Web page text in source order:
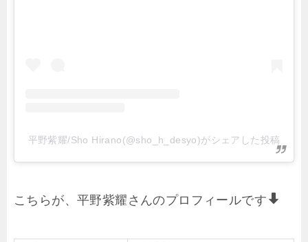
平野紫耀/Sho Hirano(@sho_h_desyo)がシェアした投稿
こちらが、平野紫耀さんのプロフィールです